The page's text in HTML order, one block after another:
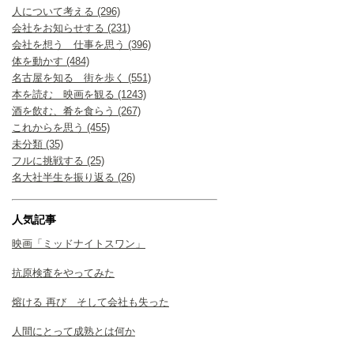
人について考える (296)
会社をお知らせする (231)
会社を想う 仕事を思う (396)
体を動かす (484)
名古屋を知る 街を歩く (551)
本を読む 映画を観る (1243)
酒を飲む、肴を食らう (267)
これからを思う (455)
未分類 (35)
フルに挑戦する (25)
名大社半生を振り返る (26)
人気記事
映画「ミッドナイトスワン」
抗原検査をやってみた
熔ける 再び そして会社も失った
人間にとって成熟とは何か